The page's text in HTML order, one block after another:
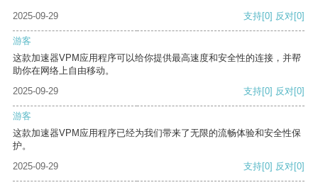
2025-09-29 支持[0] 反对[0]
游客
这款加速器VPM应用程序可以给你提供最高速度和安全性的连接，并帮
助你在网络上自由移动。
2025-09-29
支持[0] 反对[0]
游客
这款加速器VPM应用程序已经为我们带来了无限的流畅体验和安全性保
护。
2025-09-29
支持[0] 反对[0]